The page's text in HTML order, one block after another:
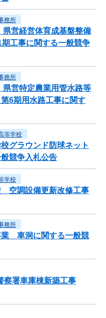
務所
営経営体育成基盤整備
工事に関する一般競争
務所
営特定農業用管水路等
6期用水路工事に関す
等学校
グラウンド防球ネット
競争入札公告
学校
空調設備更新改修工事
務所
業 車洞に関する一般競
察署車庫棟新築工事